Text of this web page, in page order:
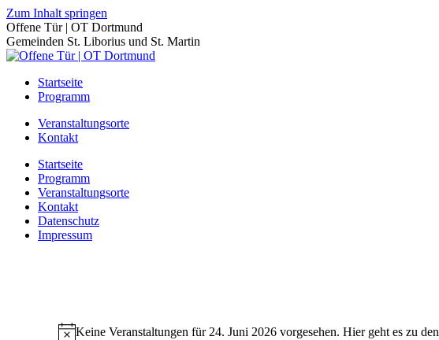
Zum Inhalt springen
Offene Tür | OT Dortmund
Gemeinden St. Liborius und St. Martin
Startseite
Programm
Veranstaltungsorte
Kontakt
Startseite
Programm
Veranstaltungsorte
Kontakt
Datenschutz
Impressum
Keine Veranstaltungen für 24. Juni 2026 vorgesehen. Hier geht es zu den